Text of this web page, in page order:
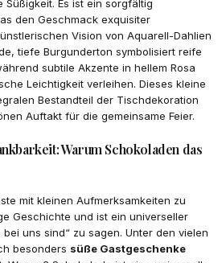
Süßigkeit. Es ist ein sorgfältig
den Geschmack exquisiter
Vision von Aquarell-Dahlien
tiefe Burgunderton symbolisiert reife
subtile Akzente in hellem Rosa
Leichtigkeit verleihen. Dieses kleine
Bestandteil der Tischdekoration
Auftakt für die gemeinsame Feier.
Warum Schokoladen das
mit kleinen Aufmerksamkeiten zu
Geschichte und ist ein universeller
bei uns sind“ zu sagen. Unter den vielen
besonders süße Gastgeschenke